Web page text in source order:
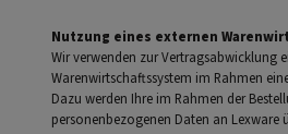
Nutzung eines externen
Wir verwenden zur Vertragsabwicklung
Warenwirtschaftssystem im Rahmen
Dazu werden Ihre im Rahmen der
personenbezogenen Daten an Lexware